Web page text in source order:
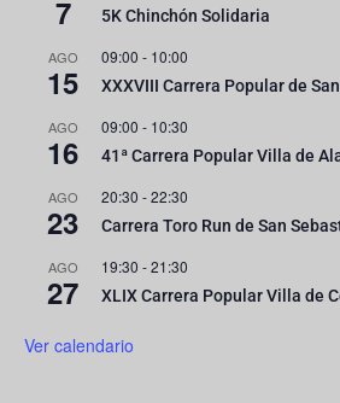
7 5K Chinchón Solidaria
AGO
15
09:00 - 10:00
XXXVIII Carrera Popular de
AGO
16
09:00 - 10:30
41ª Carrera Popular Villa de
AGO
23
20:30 -22:30
Carrera Toro Run de San
AGO
27
19:30 -21:30
XLIX Carrera Popular Villa de
Ver calendario